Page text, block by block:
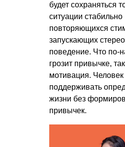
будет сохраняться
ситуации стабильно
повторяющихся
запускающих
поведение. Что по-
грозит привычке,
мотивация. Человек
поддерживать
жизни без
привычек.